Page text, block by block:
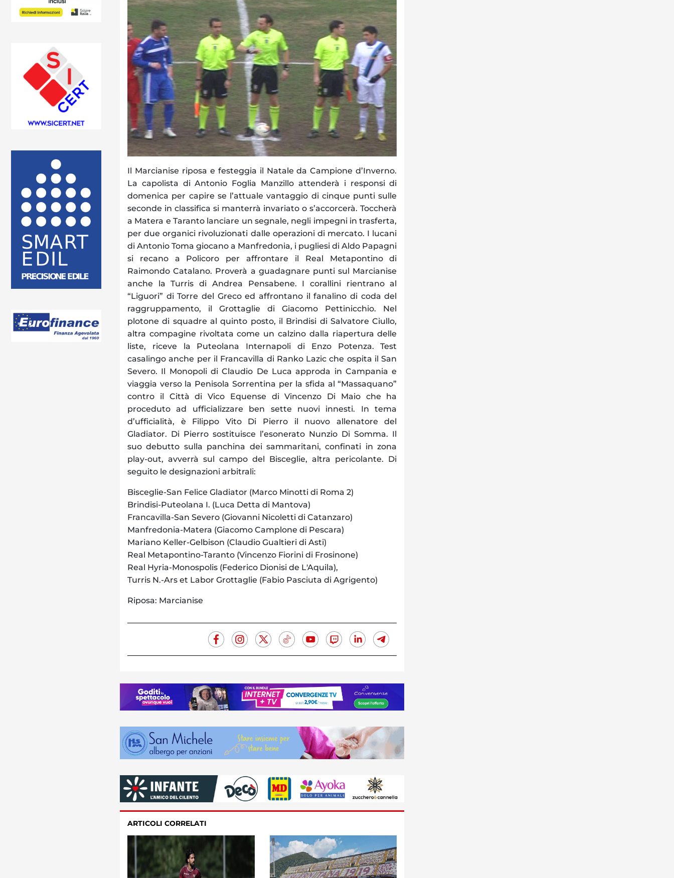
Il Marcianise riposa e festeggia il Natale da Campione d’Inverno.
La capolista di Antonio Foglia Manzillo attenderà i responsi di
domenica per capire se l’attuale vantaggio di cinque punti sulle
seconde in classifica si manterrà invariato o s’accorcerà. Toccherà
a Matera e Taranto lanciare un segnale, negli impegni in trasferta,
per due organici rivoluzionati dalle operazioni di mercato. I lucani
di Antonio Toma giocano a Manfredonia, i pugliesi di Aldo Papagni
si recano a Policoro per affrontare il Real Metapontino di
Raimondo Catalano. Proverà a guadagnare punti sul Marcianise
anche la Turris di Andrea Pensabene. I corallini rientrano al
“Liguori” di Torre del Greco ed affrontano il fanalino di coda del
raggruppamento, il Grottaglie di Giacomo Pettinicchio. Nel
plotone di squadre al quinto posto, il Brindisi di Salvatore Ciullo,
altra compagine rivoltata come un calzino dalla riapertura delle
liste, riceve la Puteolana Internapoli di Enzo Potenza. Test
casalingo anche per il Francavilla di Ranko Lazic che ospita il San
Severo. Il Monopoli di Claudio De Luca approda in Campania e
viaggia verso la Penisola Sorrentina per la sfida al “Massaquano”
contro il Città di Vico Equense di Vincenzo Di Maio che ha
proceduto ad ufficializzare ben sette nuovi innesti. In tema
d’ufficialità, è Filippo Vito Di Pierro il nuovo allenatore del
Gladiator. Di Pierro sostituisce l’esonerato Nunzio Di Somma. Il
suo debutto sulla panchina dei sammaritani, confinati in zona
play-out, avverrà sul campo del Bisceglie, altra pericolante. Di
seguito le designazioni arbitrali:
Bisceglie-San Felice Gladiator (Marco Minotti di Roma 2)
Brindisi-Puteolana I. (Luca Detta di Mantova)
Francavilla-San Severo (Giovanni Nicoletti di Catanzaro)
Manfredonia-Matera (Giacomo Camplone di Pescara)
Mariano Keller-Gelbison (Claudio Gualtieri di Asti)
Real Metapontino-Taranto (Vincenzo Fiorini di Frosinone)
Real Hyria-Monospolis (Federico Dionisi de L'Aquila),
Turris N.-Ars et Labor Grottaglie (Fabio Pasciuta di Agrigento)
Riposa: Marcianise
ARTICOLI CORRELATI